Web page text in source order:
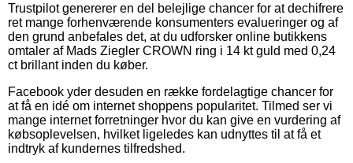
Trustpilot genererer en del belejlige chancer for at dechifrere
ret mange forhenværende konsumenters evalueringer og af
den grund anbefales det, at du udforsker online butikkens
omtaler af Mads Ziegler CROWN ring i 14 kt guld med 0,24
ct brillant inden du køber.
Facebook yder desuden en række fordelagtige chancer for
at få en idé om internet shoppens popularitet. Tilmed ser vi
mange internet forretninger hvor du kan give en vurdering af
købsoplevelsen, hvilket ligeledes kan udnyttes til at få et
indtryk af kundernes tilfredshed.